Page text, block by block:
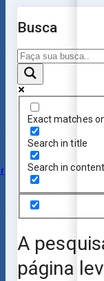
Busca
Exact matches
Search in title
Search in content
A
página